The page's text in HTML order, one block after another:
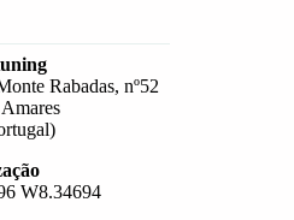
Rabadas, nº52
W8.34694